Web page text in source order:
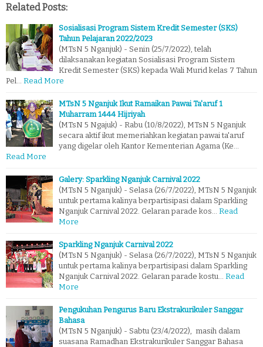
Related Posts:
Sosialisasi Program Sistem Kredit Semester (SKS)
Tahun Pelajaran 2022/2023
(MTsN 5 Nganjuk) - Senin (25/7/2022), telah
dilaksanakan kegiatan Sosialisasi Program Sistem
Kredit Semester (SKS) kepada Wali Murid kelas 7 Tahun
Pel… Read More
MTsN 5 Nganjuk Ikut Ramaikan Pawai Ta'aruf 1
Muharram 1444 Hijriyah
(MTsN 5 Ngajuk) - Rabu (10/8/2022), MTsN 5 Nganjuk
secara aktif ikut memeriahkan kegiatan pawai ta'aruf
yang digelar oleh Kantor Kementerian Agama (Ke…
Read More
Galery: Sparkling Nganjuk Carnival 2022
(MTsN 5 Nganjuk) - Selasa (26/7/2022), MTsN 5 Nganjuk
untuk pertama kalinya berpartisipasi dalam Sparkling
Nganjuk Carnival 2022. Gelaran parade kos… Read
More
Sparkling Nganjuk Carnival 2022
(MTsN 5 Nganjuk) - Selasa (26/7/2022), MTsN 5 Nganjuk
untuk pertama kalinya berpartisipasi dalam Sparkling
Nganjuk Carnival 2022. Gelaran parade kostu… Read
More
Pengukuhan Pengurus Baru Ekstrakurikuler Sanggar
Bahasa
(MTsN 5 Nganjuk) - Sabtu (23/4/2022), masih dalam
suasana Ramadhan Ekstrakurikuler Sanggar Bahasa